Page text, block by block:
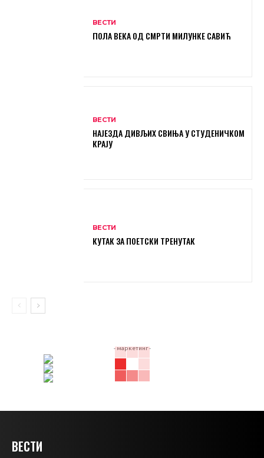
ВЕСТИ
ПОЛА ВЕКА ОД СМРТИ МИЛУНКЕ САВИЋ
ВЕСТИ
НАЈЕЗДА ДИВЉИХ СВИЊА У СТУДЕНИЧКОМ
КРАЈУ
ВЕСТИ
КУТАК ЗА ПОЕТСКИ ТРЕНУТАК
- маркетинг -
ВЕСТИ